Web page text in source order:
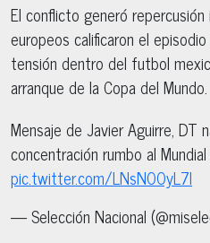
El conflicto generó
europeos calificaron el
tensión dentro del futbol
arranque de la Copa del Mundo.
Mensaje de Javier Aguirre, DT
concentración rumbo al
pic.twitter.com/LNsNOOyL7I
— Selección Nacional